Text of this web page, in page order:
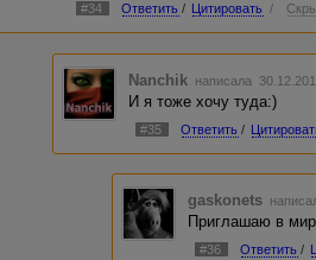
#34 Ответить / Цитировать /
Nanchik написала
И я тоже хочу туда:)
#35 Ответить /
gaskonets
Приглашаю в мир
#36 Ответить /